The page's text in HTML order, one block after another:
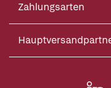
Zahlungsarten